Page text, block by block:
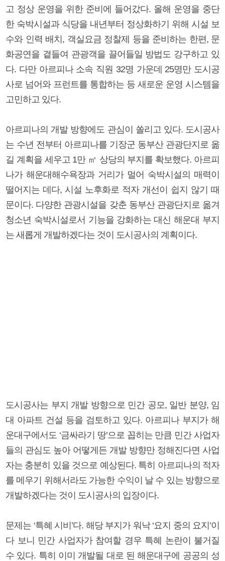
고 정상 운영을 위한 준비에 들어갔다. 올해 운영을 중단
한 숙박시설과 식당을 내년부터 정상화하기 위해 시설 보
수와 인력 배치, 객실요금 정찰제 등을 준비하는 한편, 문
화공연을 곁들여 관광객을 끌어들일 방법도 강구하고 있
다. 다만 아르피나 소속 직원 32명 가운데 25명만 도시공
사로 넘어와 프런트를 통합하는 등 새로운 운영 시스템을
고민하고 있다.
아르피나의 개발 방향에도 관심이 쏠리고 있다. 도시공사
는 수년 전부터 아르피나를 기장군 동부산 관광단지로 옮
길 계획을 세우고 1만 ㎡ 상당의 부지를 확보했다. 아르피
나가 해운대해수욕장과 거리가 멀어 숙박시설의 매력이
떨어지는 데다, 시설 노후화로 적자 개선이 쉽지 않기 때
문이다. 다양한 관광시설을 갖춘 동부산 관광단지로 옮겨
청소년 숙박시설로서 기능을 강화하는 대신 해운대 부지
는 새롭게 개발하겠다는 것이 도시공사의 계획이다.
도시공사는 부지 개발 방향으로 민간 공모, 일반 분양, 임
대 아파트 건설 등을 검토하고 있다. 아르피나 부지가 해
운대구에서도 ‘금싸라기 땅’으로 꼽히는 만큼 민간 사업자
들의 관심도 높아 어떻게든 개발 방향만 정해진다면 사업
자는 충분히 있을 것으로 예상된다. 특히 아르피나의 적자
를 메우기 위해서라도 가능한 수익이 날 수 있는 방향으로
개발하겠다는 것이 도시공사의 입장이다.
문제는 ‘특혜 시비’다. 해당 부지가 워낙 ‘요지 중의 요지’이
다 보니 민간 사업자가 참여할 경우 특혜 논란이 불거질
수 있다. 특히 이미 개발될 대로 된 해운대구에 공공의 성